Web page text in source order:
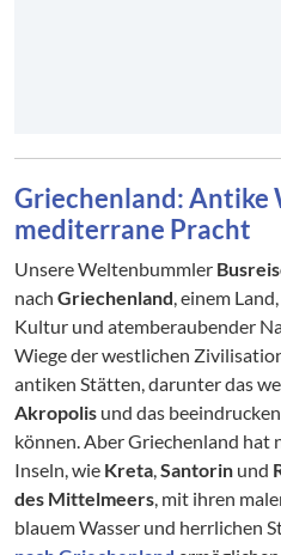
Griechenland: Antike
mediterrane Pracht
Unsere Weltenbummler
nach Griechenland, einem
Kultur und atemberaubender
Wiege der westlichen
antiken Stätten, darunter das
Akropolis und das
können. Aber Griechenland hat
Inseln, wie Kreta,Santorin und
des Mittelmeers, mit ihren
blauem Wasser und herrlichen